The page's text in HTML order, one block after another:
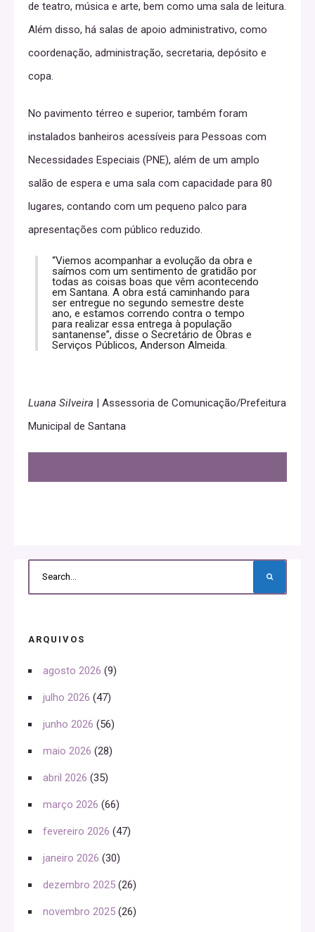
de teatro, música e arte, bem como uma sala de leitura.
Além disso, há salas de apoio administrativo, como
coordenação, administração, secretaria, depósito e
copa.
No pavimento térreo e superior, também foram
instalados banheiros acessíveis para Pessoas com
Necessidades Especiais (PNE), além de um amplo
salão de espera e uma sala com capacidade para 80
lugares, contando com um pequeno palco para
apresentações com público reduzido.
“Viemos acompanhar a evolução da obra e
saímos com um sentimento de gratidão por
todas as coisas boas que vêm acontecendo
em Santana. A obra está caminhando para
ser entregue no segundo semestre deste
ano, e estamos correndo contra o tempo
para realizar essa entrega à população
santanense”, disse o Secretário de Obras e
Serviços Públicos, Anderson Almeida.
Luana Silveira | Assessoria de Comunicação/Prefeitura
Municipal de Santana
ARQUIVOS
agosto 2026 (9)
julho 2026 (47)
junho 2026 (56)
maio 2026 (28)
abril 2026 (35)
março 2026 (66)
fevereiro 2026 (47)
janeiro 2026 (30)
dezembro 2025 (26)
novembro 2025 (26)